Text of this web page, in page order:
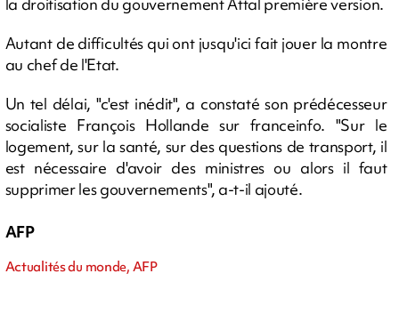
Autant de difficultés qui ont jusqu'ici fait jouer la montre
au chef de l'Etat.
Un tel délai, "c'est inédit", a constaté son prédécesseur
socialiste François Hollande sur franceinfo. "Sur le
logement, sur la santé, sur des questions de transport, il
est nécessaire d'avoir des ministres ou alors il faut
supprimer les gouvernements", a-t-il ajouté.
AFP
Actualités du monde, AFP